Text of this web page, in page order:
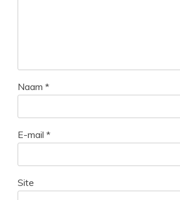
Naam *
E-mail *
Site